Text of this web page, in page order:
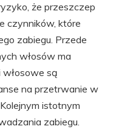
że przeszczep
czynników, które
zabiegu. Przede
włosów ma
włosowe są
na przetrwanie w
istotnym
zabiegu.